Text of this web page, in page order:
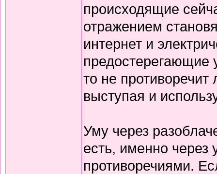
происходящие
отражением
интернет и
предостерегающие
то не
выступая и
Уму через
есть, именно через
противоречиями.